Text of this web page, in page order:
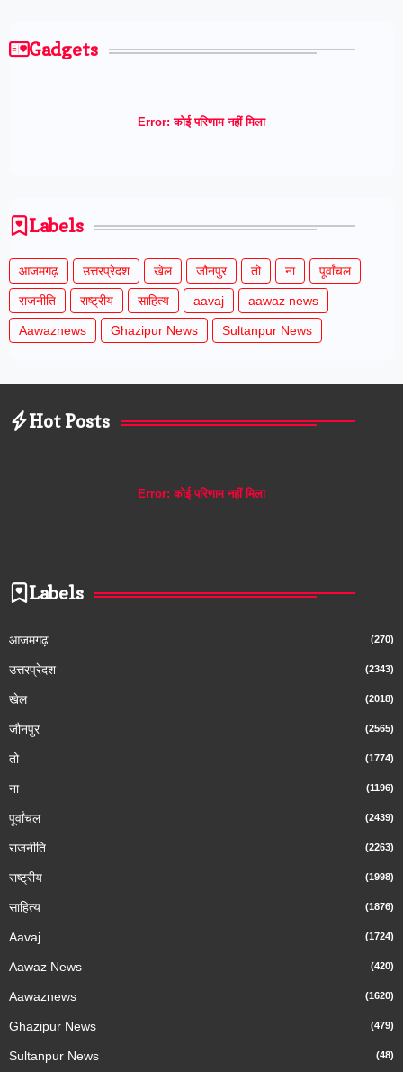
Gadgets
Error: कोई परिणाम नहीं मिला
Labels
आजमगढ़ उत्तरप्रेदश खेल जौनपुर तो ना पूर्वांचल
राजनीति राष्ट्रीय साहित्य aavaj aawaz news
Aawaznews Ghazipur News Sultanpur News
Hot Posts
Error: कोई परिणाम नहीं मिला
Labels
आजमगढ़ (270)
उत्तरप्रेदश (2343)
खेल (2018)
जौनपुर (2565)
तो (1774)
ना (1196)
पूर्वांचल (2439)
राजनीति (2263)
राष्ट्रीय (1998)
साहित्य (1876)
Aavaj (1724)
Aawaz News (420)
Aawaznews (1620)
Ghazipur News (479)
Sultanpur News (48)